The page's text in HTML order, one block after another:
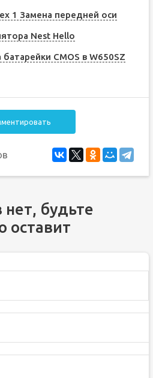
1 Замена передней оси
Nest Hello
CMOS в W650SZ
будьте
оставит